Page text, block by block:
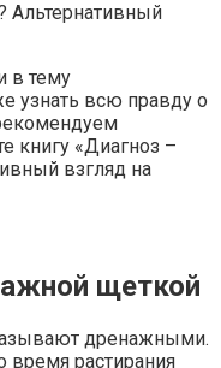
Альтернативный
в тему
узнать всю правду о
книгу «Диагноз –
взгляд на
щеткой
дренажными.
время растирания